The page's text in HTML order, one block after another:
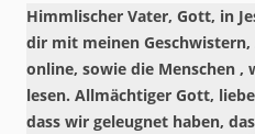
Himmlischer Vater, Gott, in
dir mit meinen
online, sowie die Menschen ,
lesen. Allmächtiger Gott,
dass wir geleugnet haben,